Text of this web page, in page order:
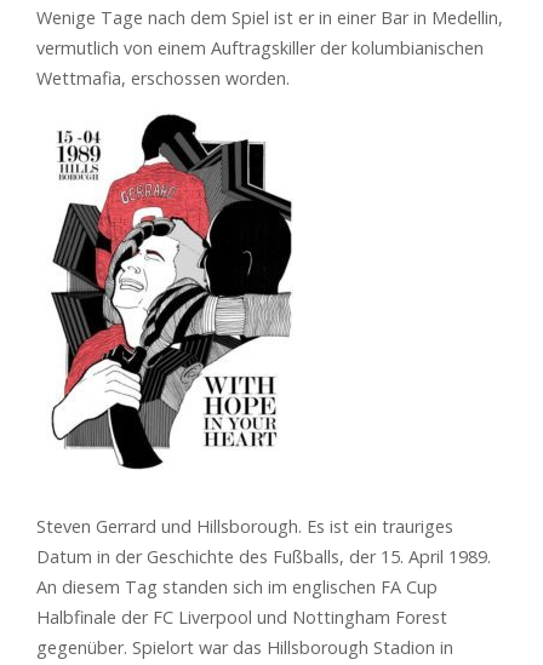
Wenige Tage nach dem Spiel ist er in einer Bar in Medellin,
vermutlich von einem Auftragskiller der kolumbianischen
Wettmafia, erschossen worden.
Steven Gerrard und Hillsborough. Es ist ein trauriges
Datum in der Geschichte des Fußballs, der 15. April 1989.
An diesem Tag standen sich im englischen FA Cup
Halbfinale der FC Liverpool und Nottingham Forest
gegenüber. Spielort war das Hillsborough Stadion in